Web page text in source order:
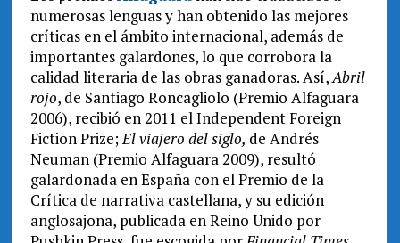
numerosas lenguas y han obtenido las mejores
críticas en el ámbito internacional, además de
importantes galardones, lo que corrobora la
calidad literaria de las obras ganadoras. Así,Abril
rojo, de Santiago Roncagliolo (Premio Alfaguara
2006), recibió en 2011 el Independent Foreign
Fiction Prize;El viajero del siglo, de Andrés
Neuman (Premio Alfaguara 2009), resultó
galardonada en España con el Premio de la
Crítica de narrativa castellana, y su edición
anglosajona, publicada en Reino Unido por